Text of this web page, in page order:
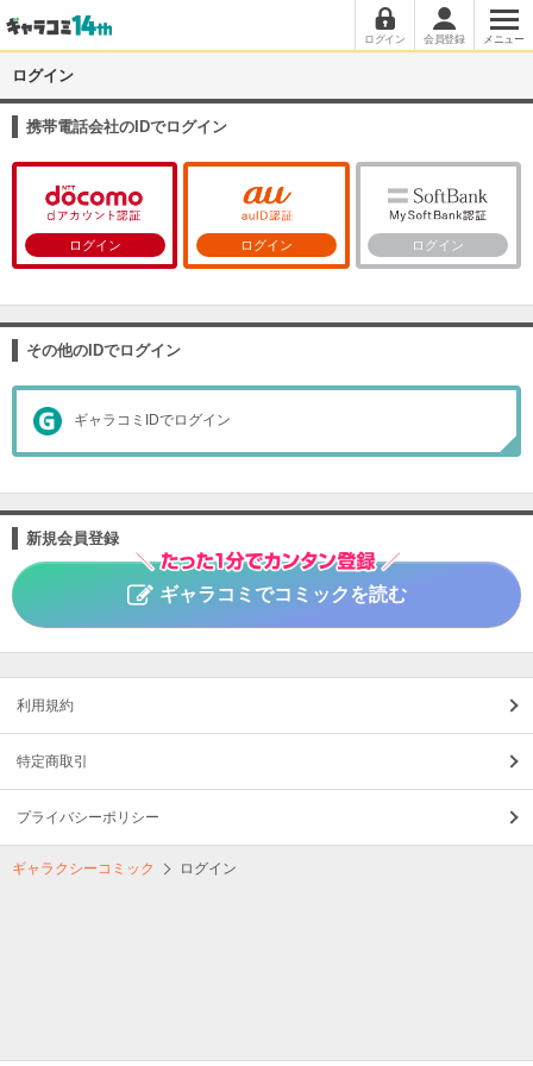
ログイン 会員登録 メニュー
ログイン
携帯電話会社のIDでログイン
ログイン ログイン ログイン
その他のIDでログイン
ギャラコミIDでログイン
新規会員登録
ギャラコミでコミックを読む
利用規約
特定商取引
プライバシーポリシー
ギャラクシーコミック ログイン